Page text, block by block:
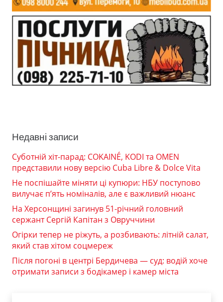
Недавні записи
Суботній хіт-парад: COKAINÉ, KODI та OMEN
представили нову версію Cuba Libre & Dolce Vita
Не поспішайте міняти ці купюри: НБУ поступово
вилучає п’ять номіналів, але є важливий нюанс
На Херсонщині загинув 51-річний головний
сержант Сергій Капітан з Овруччини
Огірки тепер не ріжуть, а розбивають: літній салат,
який став хітом соцмереж
Після погоні в центрі Бердичева — суд: водій хоче
отримати записи з бодікамер і камер міста